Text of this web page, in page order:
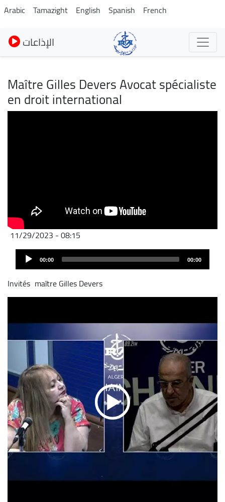
Skip
to
main
content
Arabic Tamazight English Spanish French
الإذاعات
Maître Gilles Devers Avocat spécialiste
en droit international
11/29/2023 - 08:15
Audio
Player 00:00 00:00
Invités maître Gilles Devers